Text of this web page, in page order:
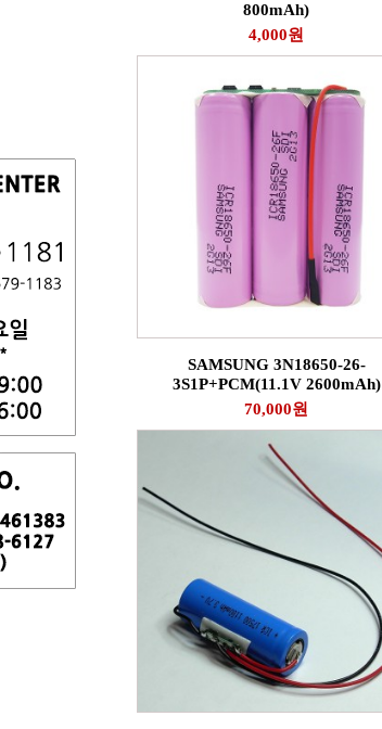
800mAh)
4,000원
SAMSUNG 3N18650-26-
3S1P+PCM(11.1V 2600mAh)
70,000원